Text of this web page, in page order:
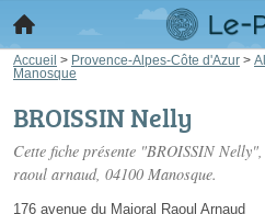
Accueil > Provence-Alpes-Côte d'Azur >
Manosque
BROISSIN Nelly
Cette fiche présente "BROISSIN
raoul arnaud, 04100 Manosque.
176 avenue du Majoral Raoul Arnaud